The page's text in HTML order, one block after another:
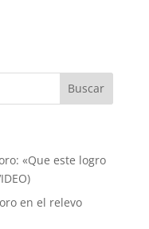
«Que este logro
en el relevo